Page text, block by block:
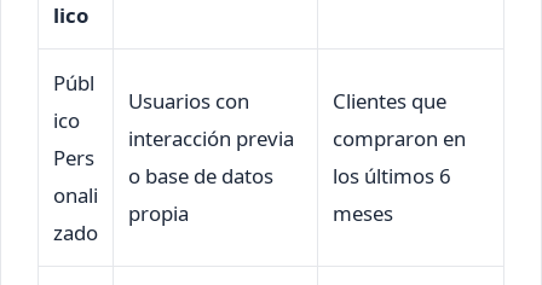
lico
Públ
ico
Pers
onali
zado
Usuarios con
interacción previa
o base de datos
propia
Clientes que
compraron en
los últimos 6
meses